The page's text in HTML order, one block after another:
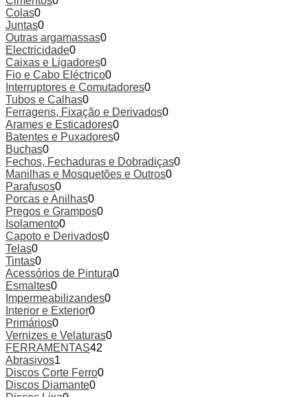
Colas0
Juntas0
Outras argamassas0
Electricidade0
Caixas e Ligadores0
Fio e Cabo Eléctrico0
Interruptores e Comutadores0
Tubos e Calhas0
Ferragens, Fixação e Derivados0
Arames e Esticadores0
Batentes e Puxadores0
Buchas0
Fechos, Fechaduras e Dobradiças0
Manilhas e Mosquetões e Outros0
Parafusos0
Porcas e Anilhas0
Pregos e Grampos0
Isolamento0
Capoto e Derivados0
Telas0
Tintas0
Acessórios de Pintura0
Esmaltes0
Impermeabilizandes0
Interior e Exterior0
Primários0
Vernizes e Velaturas0
FERRAMENTAS42
Abrasivos1
Discos Corte Ferro0
Discos Diamante0